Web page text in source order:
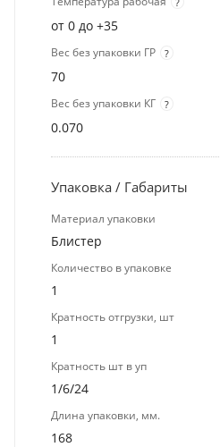
от 0 до +35
Вес без упаковки ГР ?
70
Вес без упаковки КГ ?
0.070
Упаковка / Габариты
Материал упаковки
Блистер
Количество в упаковке
1
Кратность отгрузки, шт
1
Кратность шт в уп
1/6/24
Длина упаковки, мм.
168